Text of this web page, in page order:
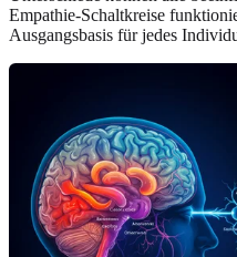
Empathie-Schaltkreise
Ausgangsbasis für jedes